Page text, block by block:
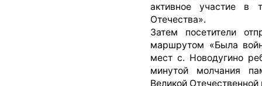
активное участие в
Отечества».
Затем посетители
маршрутом «Была
мест с. Новодугино
минутой молчания
Великой